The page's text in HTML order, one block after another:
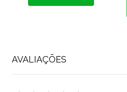
COMPRAR
AVALIAÇÕES